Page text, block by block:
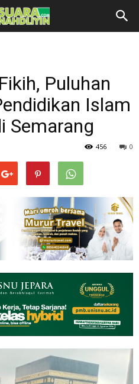
Puluhan
Islam
Semarang
0
456